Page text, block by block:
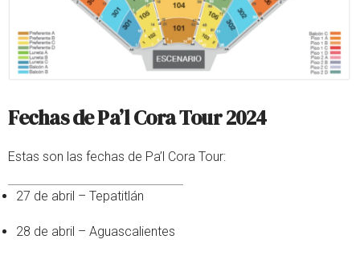
Fechas de Pa’l Cora Tour 2024
Estas son las fechas de Pa’l Cora Tour:
27 de abril – Tepatitlán
28 de abril – Aguascalientes